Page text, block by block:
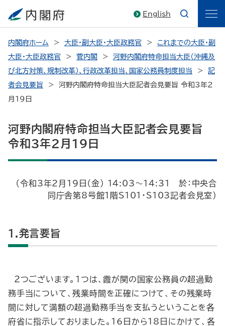
English
内閣府ホーム 大臣・副大臣・大臣政務官
これまでの大臣・副
大臣・大臣政務官
菅内閣
河野内閣府特命担当大臣（沖縄及
び北方対策、規制改革）、行政改革担当、国家公務員制度担当
記
者会見要旨
河野内閣府特命担当大臣記者会見要旨 令和3年2
月19日
河野内閣府特命担当大臣記者会見要旨
令和3年2月19日
（令和3年2月19日（金） 14:03～14:31 於：中央合
同庁舎第8号館1階S101･S103記者会見室）
1.発言要旨
２つございます。１つは、霞が関の国家公務員の超過勤
務手当について、残業時間を正確につけて、その残業時
間に対して満額の超過勤務手当を支払うということを各
府省に指示しておりました。16日から18日にかけて、各